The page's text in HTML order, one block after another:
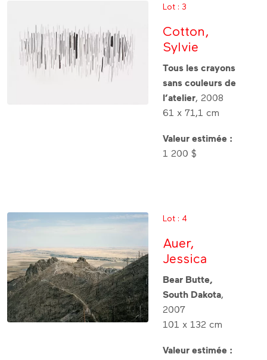
Lot : 3
Cotton,
Sylvie
Tous les crayons
sans couleurs de
l’atelier, 2008
61 x 71,1 cm
Valeur estimée :
1 200 $
Lot : 4
Auer,
Jessica
Bear Butte,
South Dakota,
2007
101 x 132 cm
Valeur estimée :